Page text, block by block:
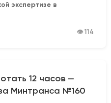
экспертизе в
👁 114
12 часов —
Минтранса №160